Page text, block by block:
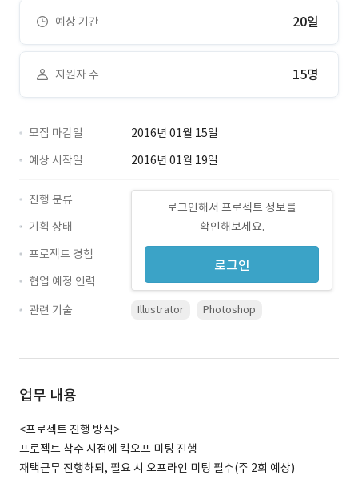
예상 기간 20일
지원자 수 15명
모집 마감일
2016년 01월 15일
예상 시작일
2016년 01월 19일
로그인해서 프로젝트 정보를
확인해보세요.
로그인
진행 분류
기획 상태
프로젝트 경험
협업 예정 인력
관련 기술
Illustrator Photoshop
업무 내용
<프로젝트 진행 방식>
프로젝트 착수 시점에 킥오프 미팅 진행
재택근무 진행하되, 필요 시 오프라인 미팅 필수(주 2회 예상)